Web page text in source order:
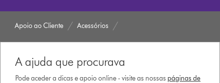
Apoio ao Cliente Acessórios
A ajuda que procurava
Pode aceder a dicas e apoio online - visite as nossas páginas de